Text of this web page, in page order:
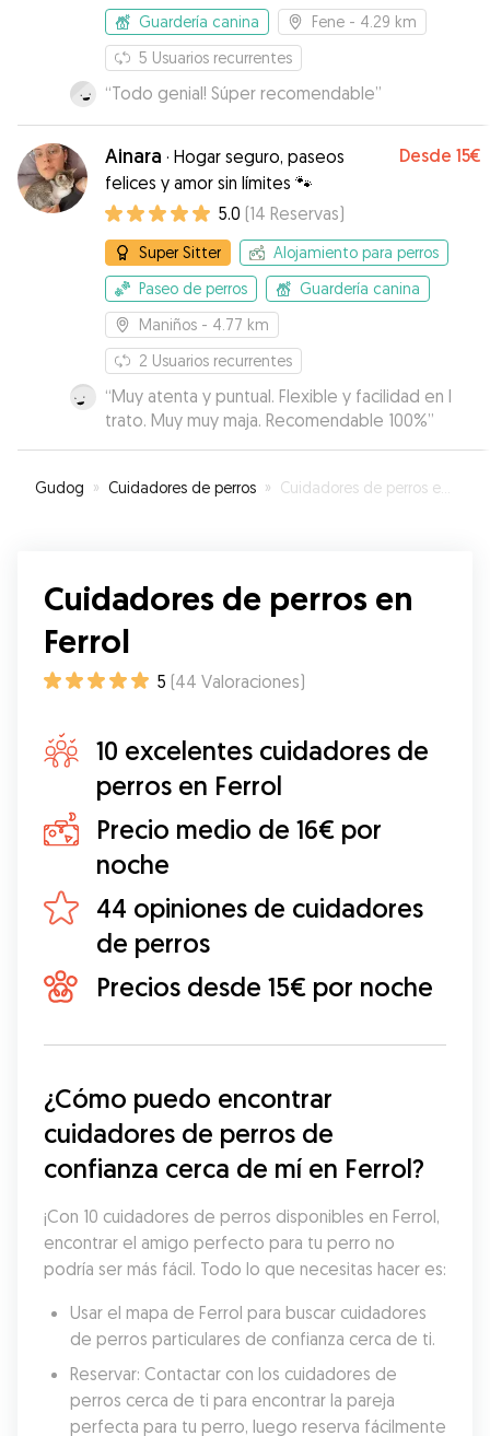
Guardería canina
Fene - 4.29 km
5 Usuarios recurrentes
“Todo genial! Súper recomendable”
Ainara · Hogar seguro, paseos
felices y amor sin límites 🐾
Desde 15€
5.0 (14 Reservas)
Super Sitter
Alojamiento para perros
Paseo de perros
Guardería canina
Maniños - 4.77 km
2 Usuarios recurrentes
“Muy atenta y puntual. Flexible y facilidad en l
trato. Muy muy maja. Recomendable 100%”
Gudog » Cuidadores de perros » Cuidadores de perros en Ferrol
Cuidadores de perros en
Ferrol
5 (44 Valoraciones)
10 excelentes cuidadores de
perros en Ferrol
Precio medio de 16€ por
noche
44 opiniones de cuidadores
de perros
Precios desde 15€ por noche
¿Cómo puedo encontrar
cuidadores de perros de
confianza cerca de mí en Ferrol?
¡Con 10 cuidadores de perros disponibles en Ferrol,
encontrar el amigo perfecto para tu perro no
podría ser más fácil. Todo lo que necesitas hacer es:
Usar el mapa de Ferrol para buscar cuidadores
de perros particulares de confianza cerca de ti.
Reservar: Contactar con los cuidadores de
perros cerca de ti para encontrar la pareja
perfecta para tu perro, luego reserva fácilmente